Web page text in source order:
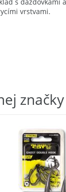
vrstvami.
značky